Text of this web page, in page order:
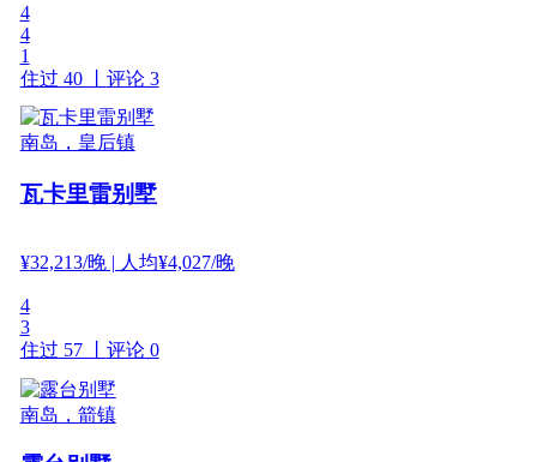
4
4
1
住过 40 丨 评论 3
南岛，皇后镇
瓦卡里雷别墅
¥32,213/晚| 人均¥4,027/晚
4
3
住过 57 丨 评论 0
南岛，箭镇